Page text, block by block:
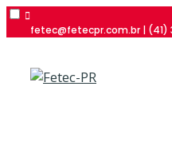
fetec@fetecpr.com.br | (41)